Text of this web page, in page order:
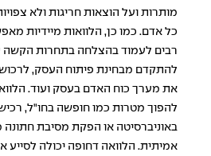
מותרות ועל הוצאות חריגות ולא
כל אדם. כמו כן, הלוואות מיידיות
רבים לעמוד בהצלחה בתחרות
להתקדם מבחינת פיתוח העסק, לרכוש
את מערך כוח האדם בעסק ועוד.
להפוך מטרות כמו חופשה בחו"ל,
באוניברסיטה או הפקת מסיבת
אמיתית. הלוואה דחופה יכולה לסייע